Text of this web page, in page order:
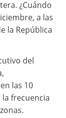
¿Cuándo
a las
la República
del
las 10
frecuencia